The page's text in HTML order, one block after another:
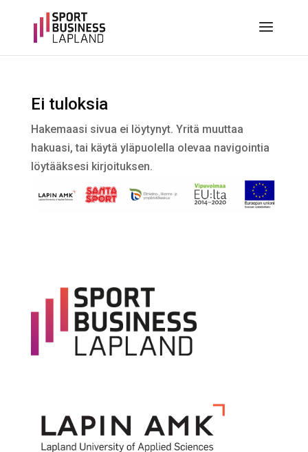
Ei tuloksia
Hakemaasi sivua ei löytynyt. Yritä muuttaa
hakuasi, tai käytä yläpuolella olevaa navigointia
löytääksesi kirjoituksen.